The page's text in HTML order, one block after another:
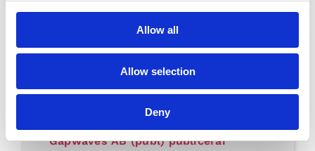
Allow all
Allow selection
Deny
Gapwaves AB (publ) publishes
Interim Report for Q2 2026
Regulatory
Gapwaves AB (publ) publicerar